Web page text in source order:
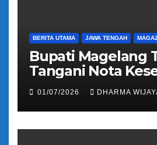
BERITA UTAMA JAWA TENGAH
Bupati Magelang
Tangani Nota
Pengalihan
Regident Di
Bandongan
01/07/2026 DHARMA